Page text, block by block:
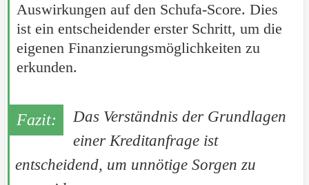
Auswirkungen auf den Schufa-Score. Dies
ist ein entscheidender erster Schritt, um die
eigenen Finanzierungsmöglichkeiten zu
erkunden.
Das Verständnis der Grundlagen
einer Kreditanfrage ist
entscheidend, um unnötige Sorgen zu